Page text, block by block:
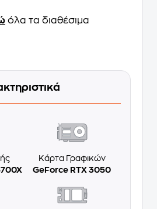
όλα τα διαθέσιμα
Κάρτα Γραφικών
GeForce RTX 3050